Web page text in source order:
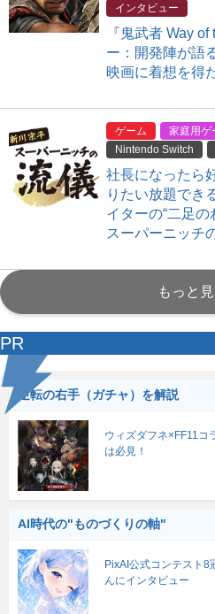
インタビュー
『鬼武者 Way
ー：開発陣が語
映画に着想を得
ゲーム 家庭用ゲ
Nintendo Switch
社長になったら
りたい放題でき
イターの“二足の
スーパーニッチ
もっと
PR
逆転の右手（ガチャ）を解説
ウィズダフネ×FF11コ
は必見！
AI時代の"ものづくりの軸"
PixAI公式コンテスト8
んにインタビュー